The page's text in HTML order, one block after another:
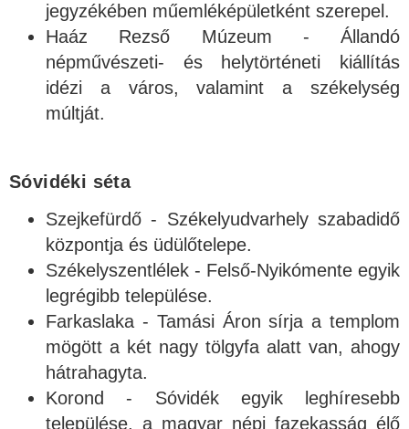
jegyzékében műemléképületként szerepel.
Haáz Rezső Múzeum - Állandó
népművészeti- és helytörténeti kiállítás
idézi a város, valamint a székelység
múltját.
Sóvidéki séta
Szejkefürdő - Székelyudvarhely szabadidő
központja és üdülőtelepe.
Székelyszentlélek - Felső-Nyikómente egyik
legrégibb települése.
Farkaslaka - Tamási Áron sírja a templom
mögött a két nagy tölgyfa alatt van, ahogy
hátrahagyta.
Korond - Sóvidék egyik leghíresebb
települése, a magyar népi fazekasság élő